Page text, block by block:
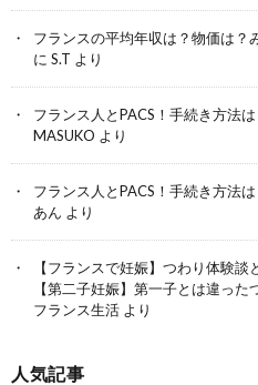
フランスの平均年収は？物価は？
に S.T より
フランス人とPACS！手続き方法
MASUKO より
フランス人とPACS！手続き方法
あん より
【フランスで妊娠】つわり体験
【第二子妊娠】第一子とは違っ
フランス生活 より
人気記事